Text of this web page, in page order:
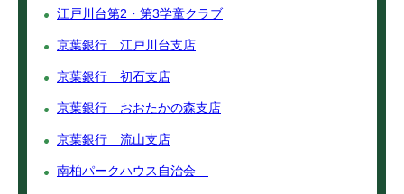
江戸川台第2・第3学童クラブ
京葉銀行 江戸川台支店
京葉銀行 初石支店
京葉銀行 おおたかの森支店
京葉銀行 流山支店
南柏パークハウス自治会